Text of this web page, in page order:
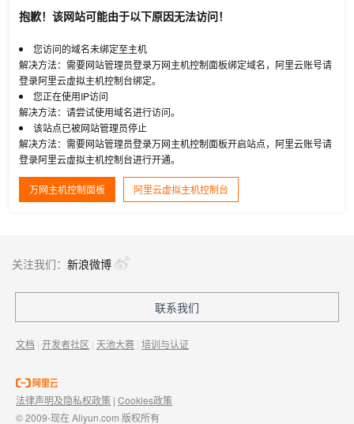
抱歉！该网站可能由于以下原因无法访问！
您访问的域名未绑定至主机
解决方法：需要网站管理员登录万网主机控制面板绑定域名，阿里云账号请
登录阿里云虚拟主机控制台绑定。
您正在使用IP访问
解决方法：请尝试使用域名进行访问。
该站点已被网站管理员停止
解决方法：需要网站管理员登录万网主机控制面板开启站点，阿里云账号请
登录阿里云虚拟主机控制台进行开通。
万网主机控制面板 阿里云虚拟主机控制台